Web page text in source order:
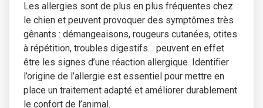
Les allergies sont de plus en plus fréquentes chez
le chien et peuvent provoquer des symptômes très
gênants : démangeaisons, rougeurs cutanées, otites
à répétition, troubles digestifs… peuvent en effet
être les signes d’une réaction allergique. Identifier
l’origine de l’allergie est essentiel pour mettre en
place un traitement adapté et améliorer durablement
le confort de l’animal.